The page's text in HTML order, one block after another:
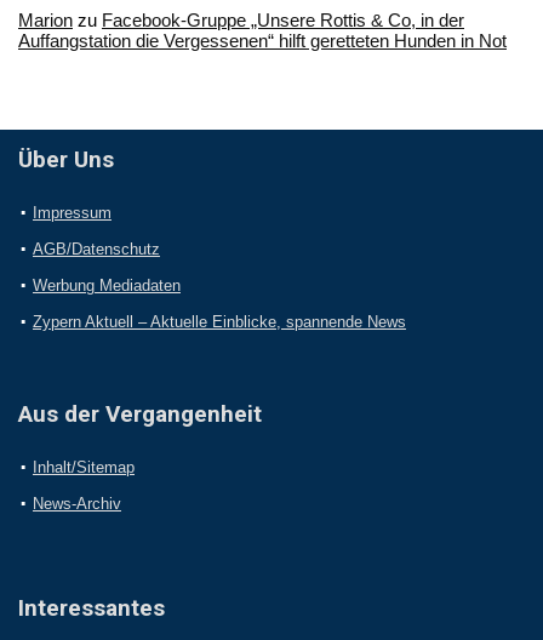
Marion zu Facebook-Gruppe „Unsere Rottis & Co, in der
Auffangstation die Vergessenen“ hilft geretteten Hunden in Not
Über Uns
Impressum
AGB/Datenschutz
Werbung Mediadaten
Zypern Aktuell – Aktuelle Einblicke, spannende News
Aus der Vergangenheit
Inhalt/Sitemap
News-Archiv
Interessantes